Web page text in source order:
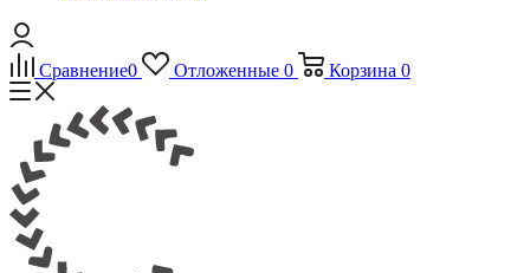
Сравнение0 Отложенные 0 Корзина 0